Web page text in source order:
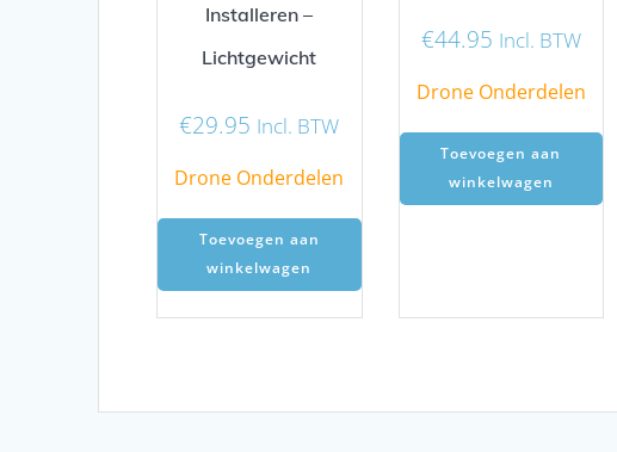
Installeren –
Lichtgewicht
€29.95 Incl. BTW
Drone Onderdelen
Toevoegen aan
winkelwagen
€44.95 Incl. BTW
Drone Onderdelen
Toevoegen aan
winkelwagen